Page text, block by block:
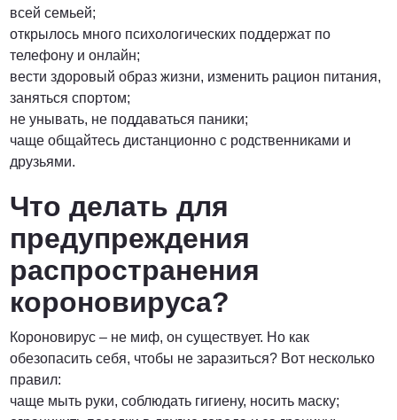
всей семьей;
открылось много психологических поддержат по
телефону и онлайн;
вести здоровый образ жизни, изменить рацион питания,
заняться спортом;
не унывать, не поддаваться паники;
чаще общайтесь дистанционно с родственниками и
друзьями.
Что делать для
предупреждения
распространения
короновируса?
Короновирус – не миф, он существует. Но как
обезопасить себя, чтобы не заразиться? Вот несколько
правил:
чаще мыть руки, соблюдать гигиену, носить маску;